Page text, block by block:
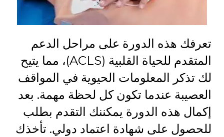
تعرفك هذه الدورة على مراحل الدعم
المتقدم للحياة القلبية (ACLS)، مما يتيح
لك تذكر المعلومات الحيوية في المواقف
العصيبة عندما تكون كل لحظة مهمة. بعد
إكمال هذه الدورة يمكننك التقدم بطلب
للحصول على شهادة اعتماد دولي. تأخذك